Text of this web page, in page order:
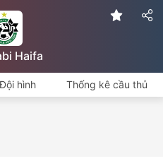
Haifa
hình Thống kê cầu thủ